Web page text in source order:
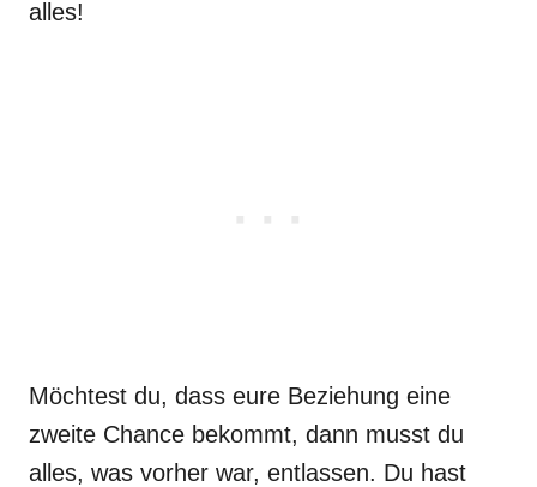
alles!
Möchtest du, dass eure Beziehung eine
zweite Chance bekommt, dann musst du
alles, was vorher war, entlassen. Du hast